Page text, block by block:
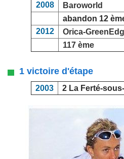
2008
Baroworld
abandon 12
2012
Orica-
117 ème
1 victoire d'étape
2003 2 La Ferté-